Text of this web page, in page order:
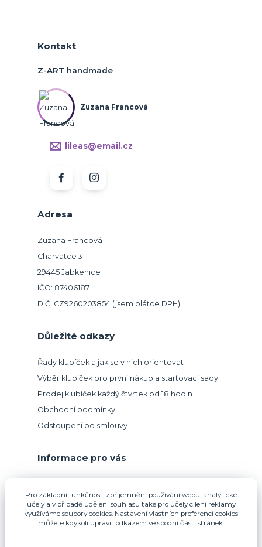
Adresa
Zuzana Francová
Charvatce 31
29445 Jabkenice
IČO: 87406187
DIČ: CZ9260203854 (jsem plátce DPH)
Důležité odkazy
Řady klubíček a jak se v nich orientovat
Výběr klubíček pro první nákup a startovací sady
Prodej klubíček každý čtvrtek od 18 hodin
Obchodní podmínky
Odstoupení od smlouvy
Informace pro vás
Kontakt
Z-ART handmade
Zuzana Francová
lileas@email.cz
Pro základní funkčnost, zpříjemnění používání webu, analytické
účely a v případě udělení souhlasu také pro účely cílení reklamy
využíváme soubory cookies. Nastavení vlastních preferencí cookies
můžete kdykoli upravit odkazem ve spodní části stránek.